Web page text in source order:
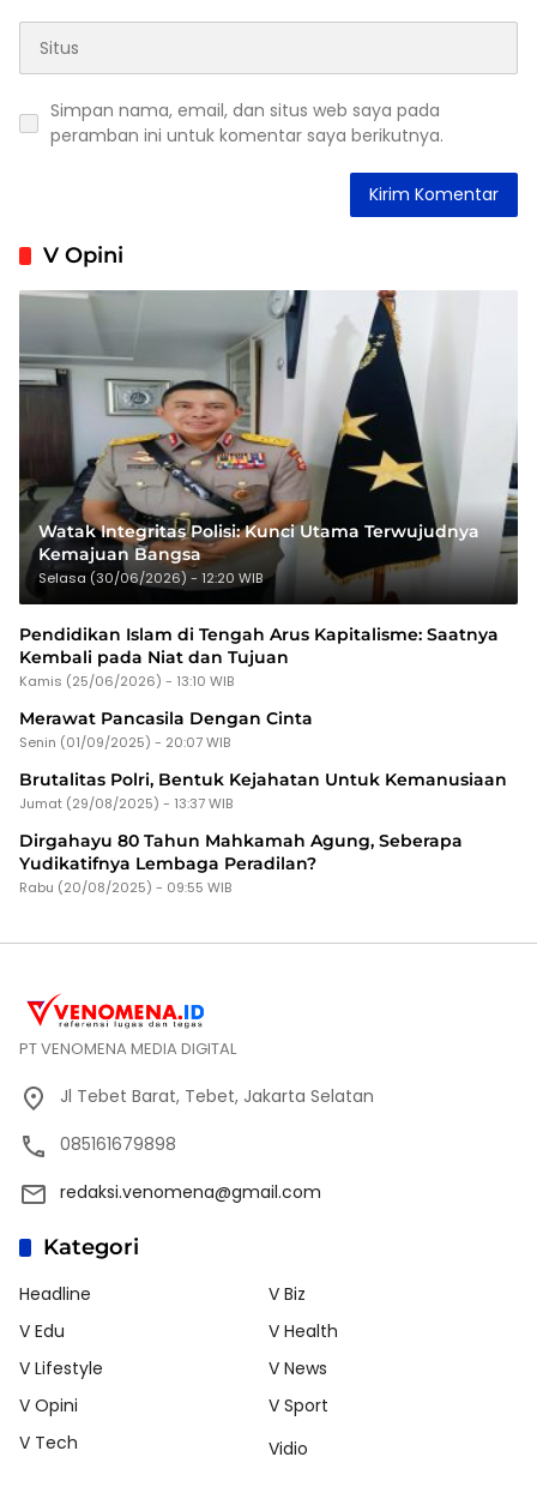
Simpan nama, email, dan situs web saya pada
peramban ini untuk komentar saya berikutnya.
V Opini
Watak Integritas Polisi: Kunci Utama Terwujudnya
Kemajuan Bangsa
Selasa (30/06/2026) - 12:20 WIB
Pendidikan Islam di Tengah Arus Kapitalisme: Saatnya
Kembali pada Niat dan Tujuan
Kamis (25/06/2026) - 13:10 WIB
Merawat Pancasila Dengan Cinta
Senin (01/09/2025) - 20:07 WIB
Brutalitas Polri, Bentuk Kejahatan Untuk Kemanusiaan
Jumat (29/08/2025) - 13:37 WIB
Dirgahayu 80 Tahun Mahkamah Agung, Seberapa
Yudikatifnya Lembaga Peradilan?
Rabu (20/08/2025) - 09:55 WIB
PT VENOMENA MEDIA DIGITAL
Jl Tebet Barat, Tebet, Jakarta Selatan
085161679898
redaksi.venomena@gmail.com
Kategori
Headline
V Biz
V Edu
V Health
V Lifestyle
V News
V Opini
V Sport
V Tech
Vidio